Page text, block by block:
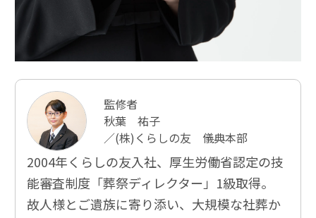
監修者
秋葉 祐子
／(株)くらしの友 儀典本部
2004年くらしの友入社、厚⽣労働省認定の技
能審査制度「葬祭ディレクター」1級取得。
故人様とご遺族に寄り添い、大規模な社葬か